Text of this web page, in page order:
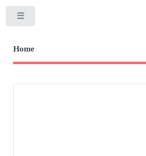
Home